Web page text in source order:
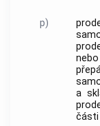
p)
a
části